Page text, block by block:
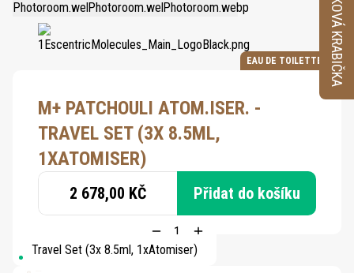
EAU DE TOILETTE
M+ PATCHOULI ATOM.ISER. -
TRAVEL SET (3X 8.5ML,
1XATOMISER)
2 678,00 KČ Přidat do košíku
Travel Set (3x 8.5ml, 1xAtomiser)
VZORKOVÁ KRABIČKA